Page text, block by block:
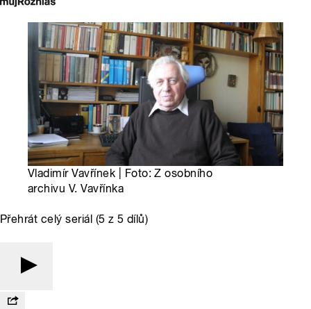
Vladimír Vavřínek | Foto: Z osobního
archivu V. Vavřínka
Přehrát celý seriál (5 z 5 dílů)